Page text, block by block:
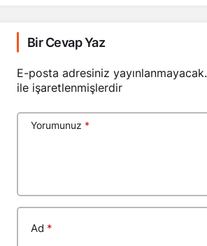
Bir Cevap Yaz
E-posta adresiniz yayınlanmayacak.
ile işaretlenmişlerdir
Yorumunuz *
Ad *